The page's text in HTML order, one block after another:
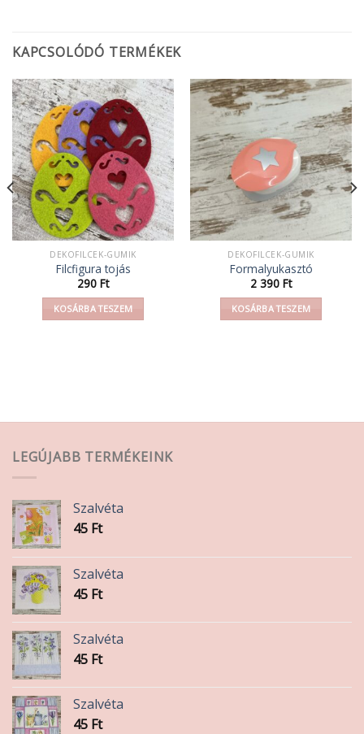
KAPCSOLÓDÓ TERMÉKEK
DEKOFILCEK-GUMIK
Filcfigura tojás
290 Ft
KOSÁRBA TESZEM
DEKOFILCEK-GUMIK
Formalyukasztó
2 390 Ft
KOSÁRBA TESZEM
LEGÚJABB TERMÉKEINK
Szalvéta
45 Ft
Szalvéta
45 Ft
Szalvéta
45 Ft
Szalvéta
45 Ft